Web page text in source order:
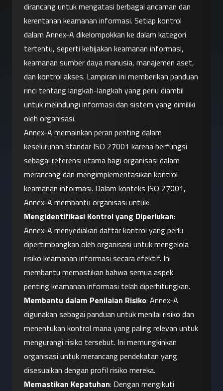
dirancang untuk mengatasi berbagai ancaman dan
kerentanan keamanan informasi. Setiap kontrol
dalam Annex-A dikelompokkan ke dalam kategori
tertentu, seperti kebijakan keamanan informasi,
keamanan sumber daya manusia, manajemen aset,
dan kontrol akses. Lampiran ini memberikan panduan
rinci tentang langkah-langkah yang perlu diambil
untuk melindungi informasi dan sistem yang dimiliki
oleh organisasi.
Annex-A memainkan peran penting dalam
keseluruhan standar ISO 27001 karena berfungsi
sebagai referensi utama bagi organisasi dalam
merancang dan mengimplementasikan kontrol
keamanan informasi. Dalam konteks ISO 27001,
Annex-A membantu organisasi untuk:
Mengidentifikasi Kontrol yang Diperlukan:
Annex-A menyediakan daftar kontrol yang perlu
dipertimbangkan oleh organisasi untuk mengelola
risiko keamanan informasi secara efektif. Ini
membantu memastikan bahwa semua aspek
penting keamanan informasi telah diperhitungkan.
Membantu dalam Penilaian Risiko: Annex-A
digunakan sebagai panduan untuk menilai risiko dan
menentukan kontrol mana yang paling relevan untuk
mengurangi risiko tersebut. Ini memungkinkan
organisasi untuk merancang pendekatan yang
disesuaikan dengan profil risiko mereka.
Memastikan Kepatuhan: Dengan mengikuti